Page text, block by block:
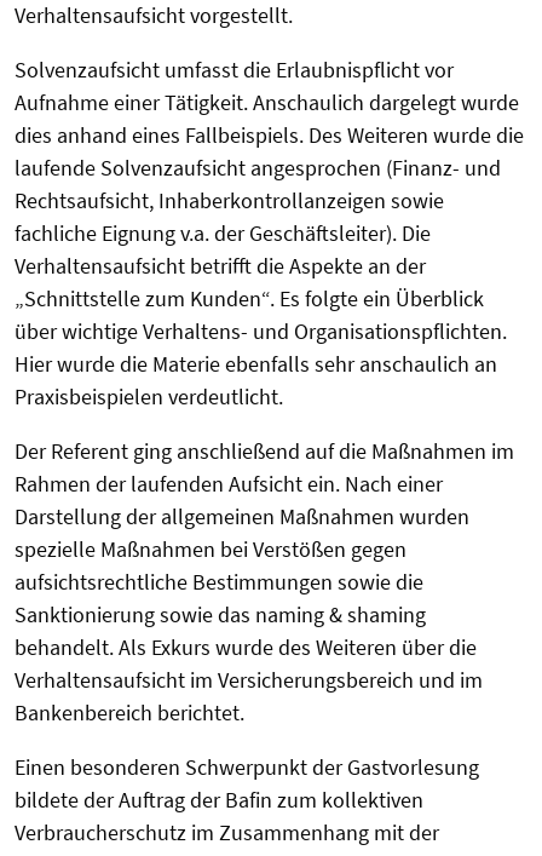
Verhaltensaufsicht vorgestellt.
Solvenzaufsicht umfasst die Erlaubnispflicht vor
Aufnahme einer Tätigkeit. Anschaulich dargelegt wurde
dies anhand eines Fallbeispiels. Des Weiteren wurde die
laufende Solvenzaufsicht angesprochen (Finanz- und
Rechtsaufsicht, Inhaberkontrollanzeigen sowie
fachliche Eignung v.a. der Geschäftsleiter). Die
Verhaltensaufsicht betrifft die Aspekte an der
„Schnittstelle zum Kunden“. Es folgte ein Überblick
über wichtige Verhaltens- und Organisationspflichten.
Hier wurde die Materie ebenfalls sehr anschaulich an
Praxisbeispielen verdeutlicht.
Der Referent ging anschließend auf die Maßnahmen im
Rahmen der laufenden Aufsicht ein. Nach einer
Darstellung der allgemeinen Maßnahmen wurden
spezielle Maßnahmen bei Verstößen gegen
aufsichtsrechtliche Bestimmungen sowie die
Sanktionierung sowie das naming & shaming
behandelt. Als Exkurs wurde des Weiteren über die
Verhaltensaufsicht im Versicherungsbereich und im
Bankenbereich berichtet.
Einen besonderen Schwerpunkt der Gastvorlesung
bildete der Auftrag der Bafin zum kollektiven
Verbraucherschutz im Zusammenhang mit der